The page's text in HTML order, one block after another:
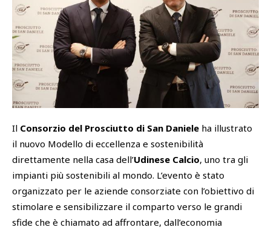
Academy
Cattedra Universidad Europea
Esports
SHOP
PHOTOGALLERY
Il Consorzio del Prosciutto di San Daniele ha illustrato
il nuovo Modello di eccellenza e sostenibilità
direttamente nella casa dell’Udinese Calcio, uno tra gli
impianti più sostenibili al mondo. L’evento è stato
organizzato per le aziende consorziate con l’obiettivo di
stimolare e sensibilizzare il comparto verso le grandi
sfide che è chiamato ad affrontare, dall’economia